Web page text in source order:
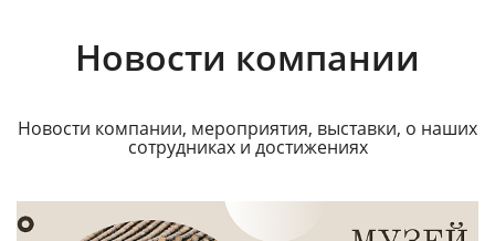
Новости компании
Новости компании, мероприятия, выставки, о наших
сотрудниках и достижениях